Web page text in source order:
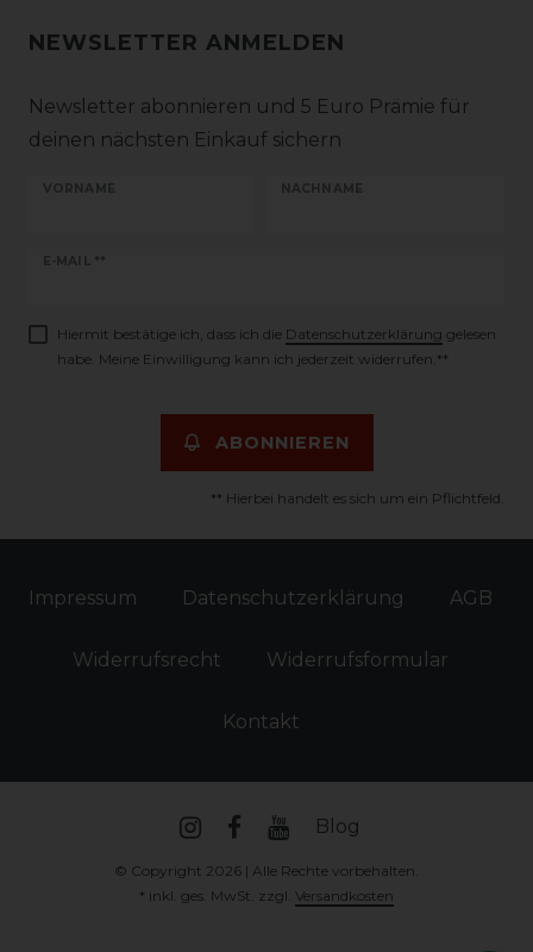
NEWSLETTER ANMELDEN
Newsletter abonnieren und 5 Euro Prämie für
deinen nächsten Einkauf sichern
VORNAME NACHNAME
E-MAIL **
Newsletter
Hiermit bestätige ich, dass ich die Daten­schutz­erklärung gelesen
habe. Meine Einwilligung kann ich jederzeit widerrufen.**
ABONNIEREN
** Hierbei handelt es sich um ein Pflichtfeld.
Impressum Daten­schutz­erklärung AGB
Widerrufs­recht Widerrufs­formular
Kontakt
Blog
© Copyright 2026 | Alle Rechte vorbehalten.
* inkl. ges. MwSt. zzgl. Versandkosten